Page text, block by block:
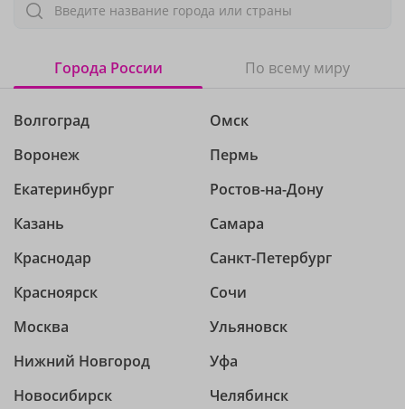
Введите название города или страны
Города России По всему миру
Волгоград
Воронеж
Екатеринбург
Казань
Краснодар
Красноярск
Москва
Нижний Новгород
Новосибирск
Омск
Пермь
Ростов-на-Дону
Самара
Санкт-Петербург
Сочи
Ульяновск
Уфа
Челябинск